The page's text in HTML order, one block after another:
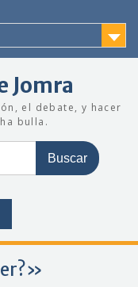
Jomra
el debate, y hacer
bulla.